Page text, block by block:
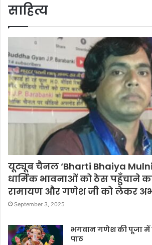
साहित्य
यूट्यूब चैनल ‘Bharti Bhaiya
धार्मिक भावनाओं को ठेस पहुँचाने
रामायण और गणेश जी को लेकर
September 3, 2025
भगवान गणेश की पूजा में
पाठ